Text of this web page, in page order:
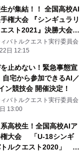
が集結！！ 全国高校AI
権大会 『シンギュラリ
スト2021』決勝大会進
バトルクエスト実行委員会
日 12:15
止めない！緊急事態宣
自宅から参加できるAI／
ン競技会 開催決定！
バトルクエスト実行委員会
13:00
高校生！全国高校AIア
権大会 「U-18シンギ
トルクエスト2020」